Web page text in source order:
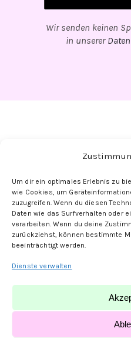
Um dir ein optimales Erlebnis zu
wie Cookies, um
zuzugreifen. Wenn du diesen
Daten wie das Surfverhalten oder
verarbeiten. Wenn du deine
zurückziehst, können bestimmte
beeinträchtigt werden.
Dienste verwalten
Wir senden keinen
in unserer
Folge